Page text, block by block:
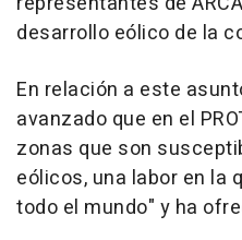
desarrollo eólico de la
En relación a este
avanzado que en el
zonas que son
eólicos, una labor en la
todo el mundo" y ha